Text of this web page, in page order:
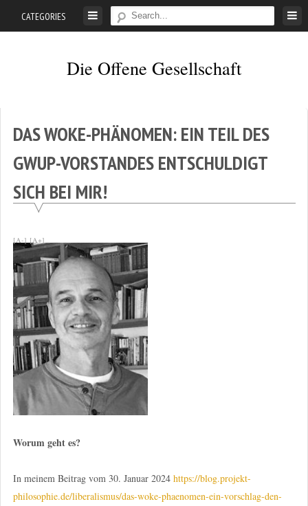
CATEGORIES
Die Offene Gesellschaft
DAS WOKE-PHÄNOMEN: EIN TEIL DES
GWUP-VORSTANDES ENTSCHULDIGT
SICH BEI MIR!
[A-] [A+]
Worum geht es?
In meinem Beitrag vom 30. Januar 2024 https://blog.projekt-
philosophie.de/liberalismus/das-woke-phaenomen-ein-vorschlag-den-